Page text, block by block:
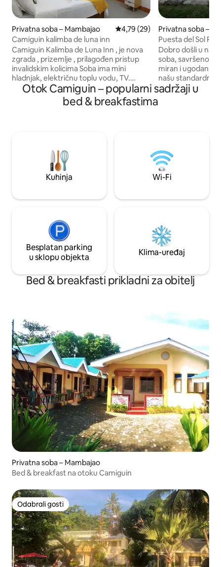
Privatna soba – Mambajao Prosječna ocjena: 4,79/5,
4,79 (29)
Camiguin kalimba de luna inn
Camiguin Kalimba de Luna Inn , je nova
zgrada , prizemlje , prilagođen pristup
invalidskim kolicima Soba ima mini
hladnjak, električnu toplu vodu, TV.
Besplatan Wi-Fi u cijeloj zgradi . U
predvorju imamo besplatnu vodu za
piće. Imate vlastitu privatnost . Topla i
Uređujemo našu sobu kako bi vam bilo
Privatna soba –
Puesta del Sol
(pogled na more)
Dobro došli u naš
soba, savršeno
miran i ugodan
našu standardnu
gosta koji traže
prostor. Samo
okolici!
Otok Camiguin – popularni sadržaji u
bed & breakfastima
Kuhinja Wi-Fi
Besplatan parking
u sklopu objekta
Klima-uređaj
Bed & breakfasti prikladni za obitelj
Privatna soba – Mambajao
Bed & breakfast na otoku Camiguin
Odabrali gosti
Odabrali gosti